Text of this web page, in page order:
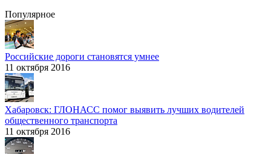
Популярное
Российские дороги становятся умнее
11 октября 2016
Хабаровск: ГЛОНАСС помог выявить лучших водителей
общественного транспорта
11 октября 2016